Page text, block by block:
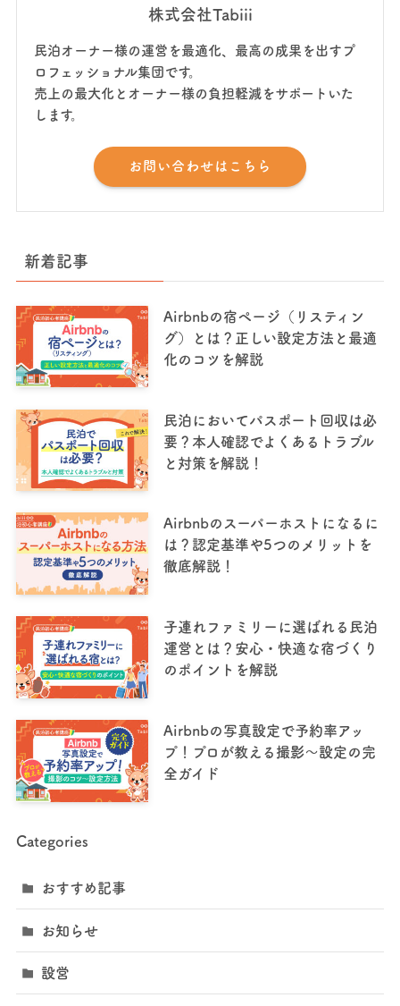
株式会社Tabiii
民泊オーナー様の運営を最適化、最高の成果を出すプ
ロフェッショナル集団です。
売上の最大化とオーナー様の負担軽減をサポートいた
します。
お問い合わせはこちら
新着記事
Airbnbの宿ページ（リスティン
グ）とは？正しい設定方法と最適
化のコツを解説
民泊においてパスポート回収は必
要？本人確認でよくあるトラブル
と対策を解説！
Airbnbのスーパーホストになるに
は？認定基準や5つのメリットを
徹底解説！
子連れファミリーに選ばれる民泊
運営とは？安心・快適な宿づくり
のポイントを解説
Airbnbの写真設定で予約率アッ
プ！プロが教える撮影〜設定の完
全ガイド
Categories
おすすめ記事
お知らせ
設営